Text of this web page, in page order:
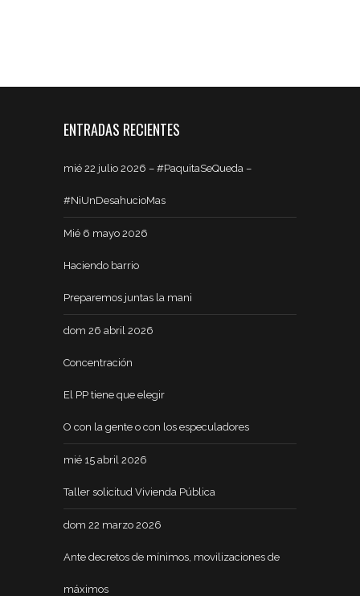
ENTRADAS RECIENTES
mié 22 julio 2026 – #PaquitaSeQueda –
#NiUnDesahucioMas
Mié 6 mayo 2026
Haciendo barrio
Preparemos juntas la mani
dom 26 abril 2026
Concentración
El PP tiene que elegir
O con la gente o con los especuladores
mié 15 abril 2026
Taller solicitud Vivienda Pública
dom 22 marzo 2026
Ante decretos de mínimos, movilizaciones de
máximos